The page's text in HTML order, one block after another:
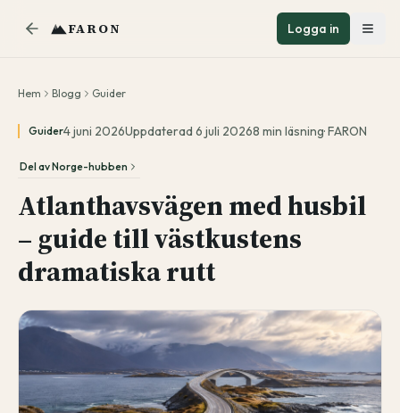
FARON Logga in
Hem Blogg Guider
Guider4 juni 2026Uppdaterad 6 juli 20268 min läsning·FARON
Del avNorge-hubben
Atlanthavsvägen med husbil
– guide till västkustens
dramatiska rutt